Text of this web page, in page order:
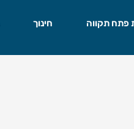
פתח תקווה חינוך